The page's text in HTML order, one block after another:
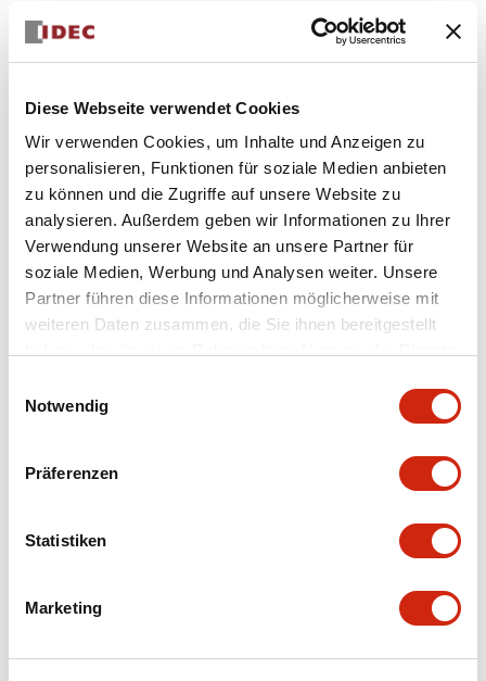
Diese Webseite verwendet Cookies
Wir verwenden Cookies, um Inhalte und Anzeigen zu
personalisieren, Funktionen für soziale Medien anbieten
zu können und die Zugriffe auf unsere Website zu
analysieren. Außerdem geben wir Informationen zu Ihrer
Verwendung unserer Website an unsere Partner für
soziale Medien, Werbung und Analysen weiter. Unsere
Partner führen diese Informationen möglicherweise mit
weiteren Daten zusammen, die Sie ihnen bereitgestellt
Notwendig
Präferenzen
Statistiken
Marketing
Spezifikationen Alle erweitern
Other Specifications
Dokumente und Dateien
Bedienungsanleitung